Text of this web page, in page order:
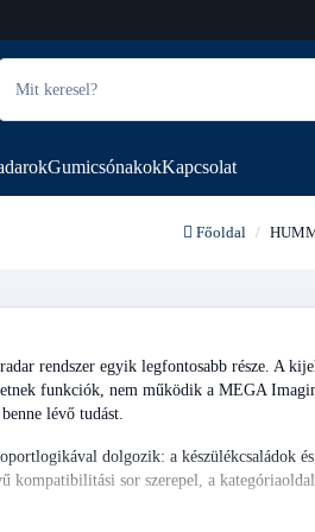
GumicsónakokKapcsolat
Főoldal
rendszer egyik legfontosabb része. A
funkciók, nem működik a MEGA
lévő tudást.
dolgozik: a készülékcsaládok
kompatibilitási sor szerepel, a